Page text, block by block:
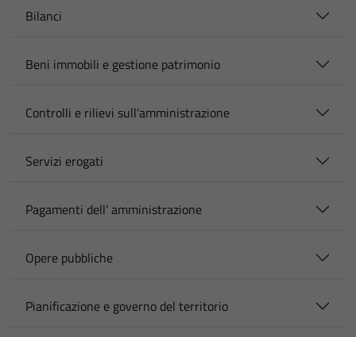
Bilanci
Beni immobili e gestione patrimonio
Controlli e rilievi sull'amministrazione
Servizi erogati
Pagamenti dell' amministrazione
Opere pubbliche
Pianificazione e governo del territorio